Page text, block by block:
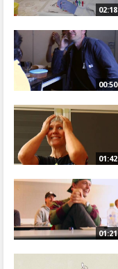
02:18
00:50
01:42
01:21